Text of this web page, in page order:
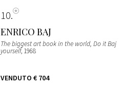
10
ENRICO BAJ
The biggest art book in the world, Do it Baj
yourself, 1968
VENDUTO € 704